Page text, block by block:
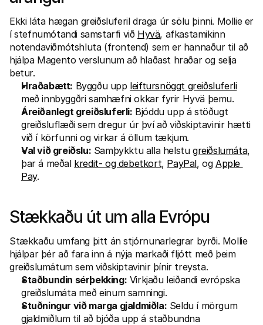
Ekki láta hægan greiðsluferil draga úr sölu þinni. Mollie er
í stefnumótandi samstarfi við Hyvä, afkastamikinn
notendaviðmótshluta (frontend) sem er hannaður til að
hjálpa Magento verslunum að hlaðast hraðar og selja
betur.
Hraðabætt: Byggðu upp leiftursnöggt greiðsluferli
með innbyggðri samhæfni okkar fyrir Hyvä þemu.
Áreiðanlegt greiðsluferli: Bjóddu upp á stöðugt
greiðsluflæði sem dregur úr því að viðskiptavinir hætti
við í körfunni og virkar á öllum tækjum.
Val við greiðslu: Samþykktu alla helstu greiðslumáta,
þar á meðal kredit- og debetkort, PayPal, og Apple
Pay.
Stækkaðu út um alla Evrópu
Stækkaðu umfang þitt án stjórnunarlegrar byrði. Mollie
hjálpar þér að fara inn á nýja markaði fljótt með þeim
greiðslumátum sem viðskiptavinir þínir treysta.
Staðbundin sérþekking: Virkjaðu leiðandi evrópska
greiðslumáta með einum samningi.
Stuðningur við marga gjaldmiðla: Seldu í mörgum
gjaldmiðlum til að bjóða upp á staðbundna